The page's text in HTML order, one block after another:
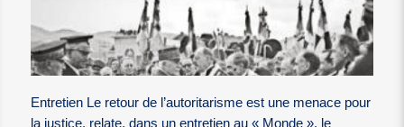
Entretien Le retour de l’autoritarisme est une menace pour
la justice, relate, dans un entretien au « Monde », le